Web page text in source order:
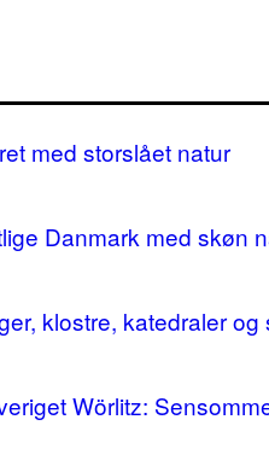
med storslået natur
Danmark med skøn
klostre, katedraler
Wörlitz: